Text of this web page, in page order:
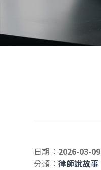
日期： 2026-03-09
分類：律師說故事